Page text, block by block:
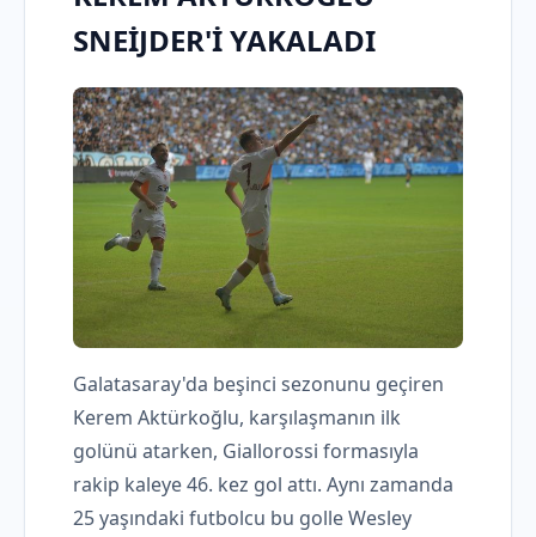
SNEİJDER'İ YAKALADI
Galatasaray'da beşinci sezonunu geçiren
Kerem Aktürkoğlu, karşılaşmanın ilk
golünü atarken, Giallorossi formasıyla
rakip kaleye 46. kez gol attı. Aynı zamanda
25 yaşındaki futbolcu bu golle Wesley